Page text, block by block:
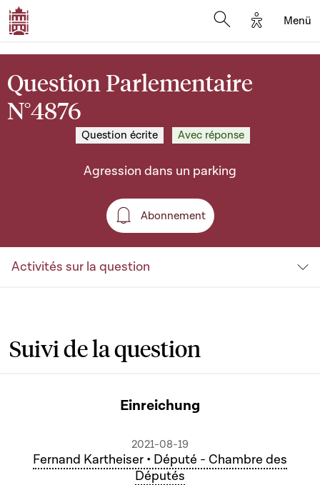
Options
Menü
Question Parlementaire
N°4876
Question écrite Avec réponse
Agression dans un parking
Abonnement
Abonnement
Activités sur la question
Suivi de la question
Einreichung
2021-08-19
Fernand Kartheiser • Député - Chambre des
Députés